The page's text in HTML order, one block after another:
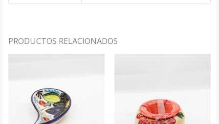
PRODUCTOS RELACIONADOS